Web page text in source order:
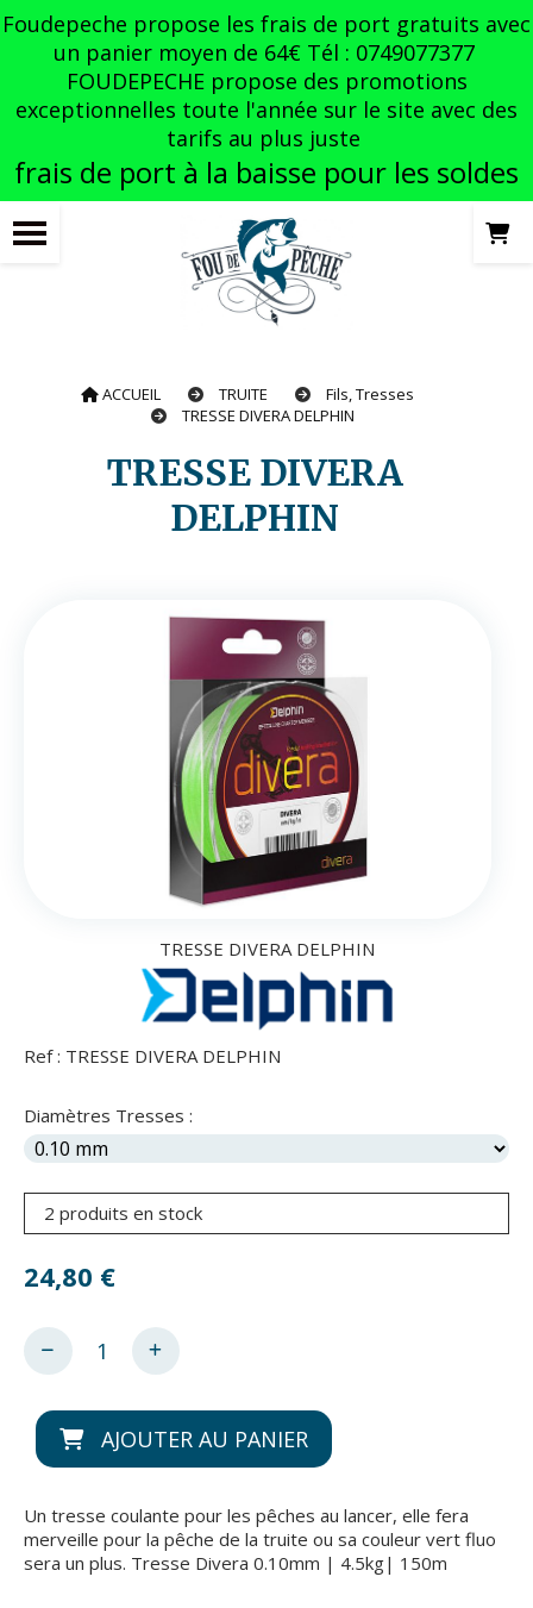
Foudepeche propose les frais de port gratuits avec
un panier moyen de 64€ Tél : 0749077377
FOUDEPECHE propose des promotions
exceptionnelles toute l'année sur le site avec des
tarifs au plus juste
frais de port à la baisse pour les soldes
ACCUEIL TRUITE
Fils, Tresses
TRESSE DIVERA DELPHIN
TRESSE DIVERA
DELPHIN
TRESSE DIVERA DELPHIN
Ref : TRESSE DIVERA DELPHIN
Diamètres Tresses :
2 produits en stock
24,80 €
AJOUTER AU PANIER
Un tresse coulante pour les pêches au lancer, elle fera
merveille pour la pêche de la truite ou sa couleur vert fluo
sera un plus. Tresse Divera 0.10mm | 4.5kg| 150m